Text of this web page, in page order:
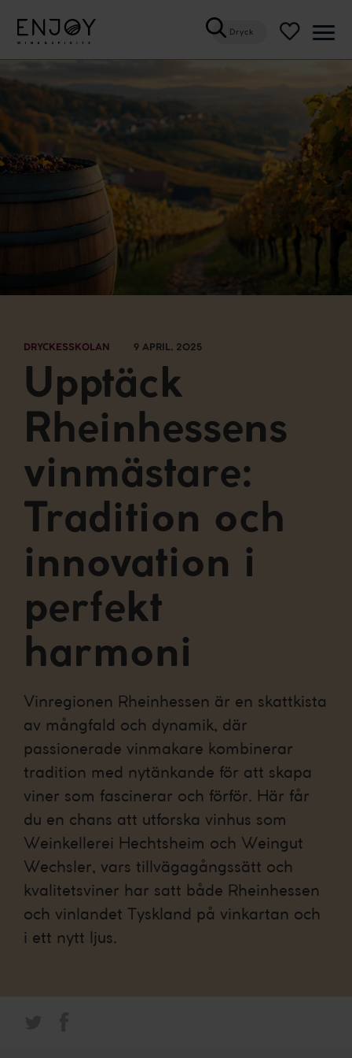
Dryck
DRYCKESSKOLAN 9 APRIL, 2025
Upptäck
Rheinhessens
vinmästare:
Tradition och
innovation i
perfekt
harmoni
Vinregionen Rheinhessen är en skattkista
av mångfald och dynamik, där
passionerade vinmakare kombinerar
tradition med nytänkande för att skapa
viner som fascinerar och förför. Här får
du en chans att utforska vinhus som
Weinkellerei Hechtsheim och Weingut
Wechsler, vars tillvägagångssätt och
kvalitetsviner har satt både Rheinhessen
och vinlandet Tyskland på vinkartan och
i ett nytt ljus.